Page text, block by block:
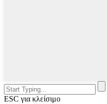
ESC για κλείσιμο